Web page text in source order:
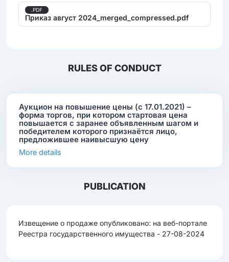
.PDF
Приказ август 2024_merged_compressed.pdf
RULES OF CONDUCT
Аукцион на повышение цены (с 17.01.2021) –
форма торгов, при котором стартовая цена
повышается с заранее объявленным шагом и
победителем которого признаётся лицо,
предложившее наивысшую цену
More details
PUBLICATION
Извещение о продаже опубликовано: на веб-портале
Реестра государственного имущества - 27-08-2024